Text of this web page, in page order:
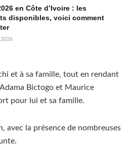
en Côte d’Ivoire : les
disponibles, voici comment
et à sa famille, tout en rendant
Bictogo et Maurice
pour lui et sa famille.
avec la présence de nombreuses